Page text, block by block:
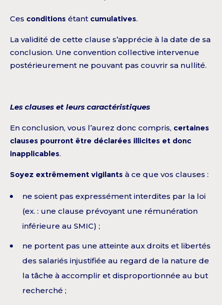
Ces conditions étant cumulatives.
La validité de cette clause s’apprécie à la date de sa
conclusion. Une convention collective intervenue
postérieurement ne pouvant pas couvrir sa nullité.
Les clauses et leurs caractéristiques
En conclusion, vous l’aurez donc compris, certaines
clauses pourront être déclarées illicites et donc
inapplicables.
Soyez extrêmement vigilants à ce que vos clauses :
ne soient pas expressément interdites par la loi
(ex. : une clause prévoyant une rémunération
inférieure au SMIC) ;
ne portent pas une atteinte aux droits et libertés
des salariés injustifiée au regard de la nature de
la tâche à accomplir et disproportionnée au but
recherché ;